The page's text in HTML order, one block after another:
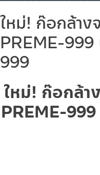
ใหม่! ก๊อกล้าง
PREME-999
999
ใหม่! ก๊อกล้า
PREME-